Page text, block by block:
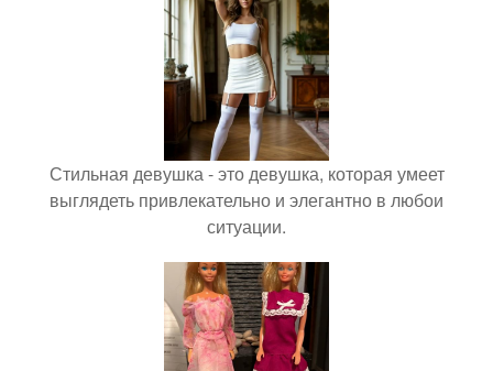
Стильная девушка - это девушка, которая умеет
выглядеть привлекательно и элегантно в любои
ситуации.